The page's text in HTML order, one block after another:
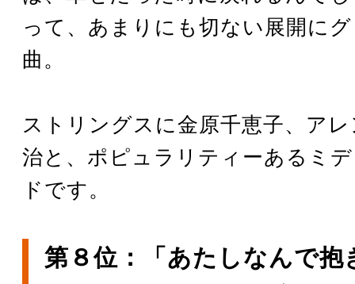
って、あまりにも切ない展開に
曲。
ストリングスに金原千恵子、ア
治と、ポピュラリティーあるミ
ドです。
第８位：「あたしなんで抱